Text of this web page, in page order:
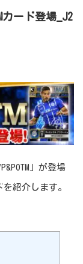
カード登場_J2
」が登場
紹介します。